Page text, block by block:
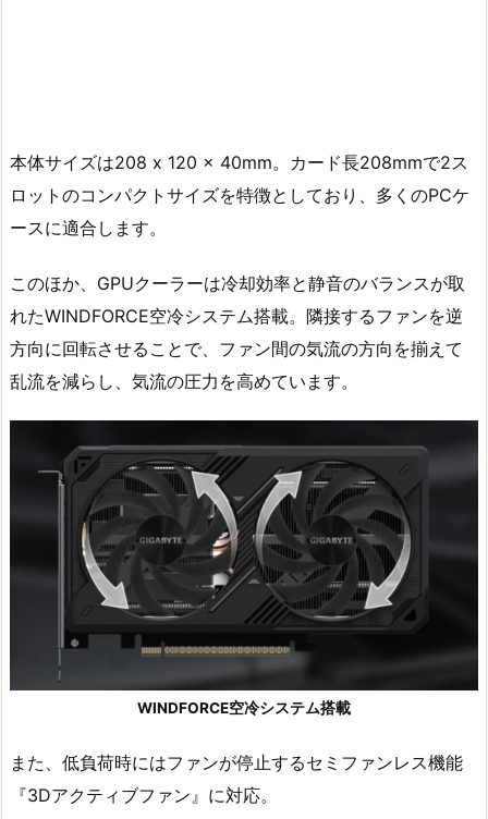
本体サイズは208 x 120 x 40mm。カード長208mmで2ス
ロットのコンパクトサイズを特徴としており、多くのPCケ
ースに適合します。
このほか、GPUクーラーは冷却効率と静音のバランスが取
れたWINDFORCE空冷システム搭載。隣接するファンを逆
方向に回転させることで、ファン間の気流の方向を揃えて
乱流を減らし、気流の圧力を高めています。
WINDFORCE空冷システム搭載
また、低負荷時にはファンが停止するセミファンレス機能
『3Dアクティブファン』に対応。